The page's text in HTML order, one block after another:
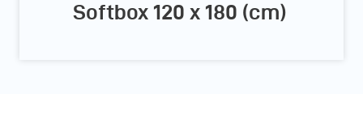
Softbox 120 x 180 (cm)